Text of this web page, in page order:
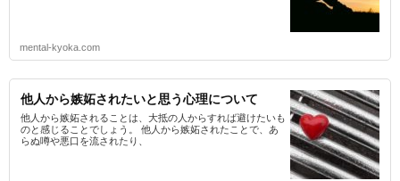
mental-kyoka.com
他人から嫉妬されたいと思う心理について
他人から嫉妬されることは、大抵の人からすれば避けたいも
のと感じることでしょう。 他人から嫉妬されたことで、あ
らぬ噂や悪口を流されたり、